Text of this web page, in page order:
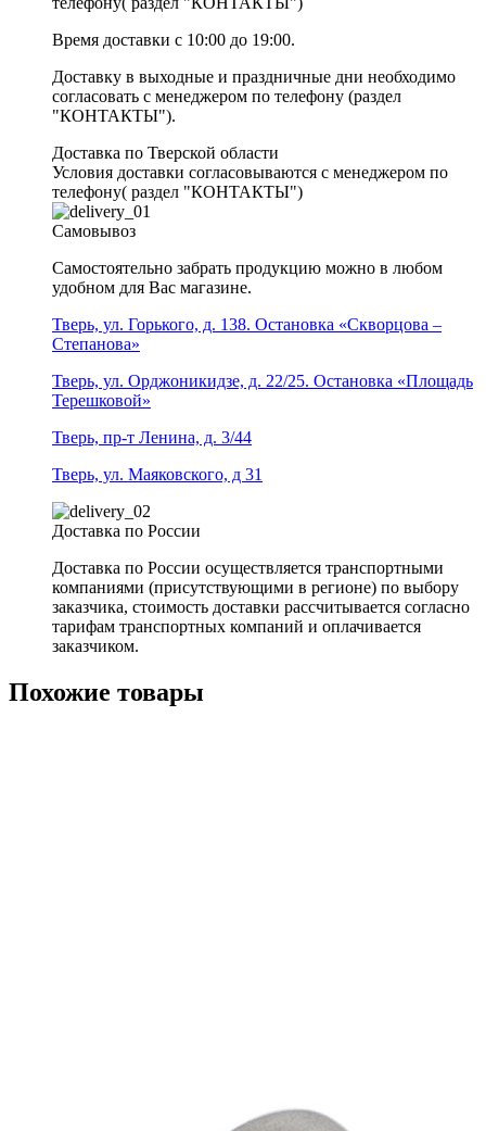
Время доставки с 10:00 до 19:00.
Доставку в выходные и праздничные дни необходимо
согласовать с менеджером по телефону (раздел
"КОНТАКТЫ").
Доставка по Тверской области
Условия доставки согласовываются с менеджером по
телефону( раздел "КОНТАКТЫ")
Самовывоз
Самостоятельно забрать продукцию можно в любом
удобном для Вас магазине.
Тверь, ул. Горького, д. 138. Остановка «Скворцова –
Степанова»
Тверь, ул. Орджоникидзе, д. 22/25. Остановка «Площадь
Терешковой»
Тверь, пр-т Ленина, д. 3/44
Тверь, ул. Маяковского, д 31
Доставка по России
Доставка по России осуществляется транспортными
компаниями (присутствующими в регионе) по выбору
заказчика, стоимость доставки рассчитывается согласно
тарифам транспортных компаний и оплачивается
заказчиком.
Похожие товары